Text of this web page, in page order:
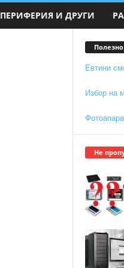
ПЕРИФЕРИЯ И ДРУГИ
Евтини
Избор на
Не